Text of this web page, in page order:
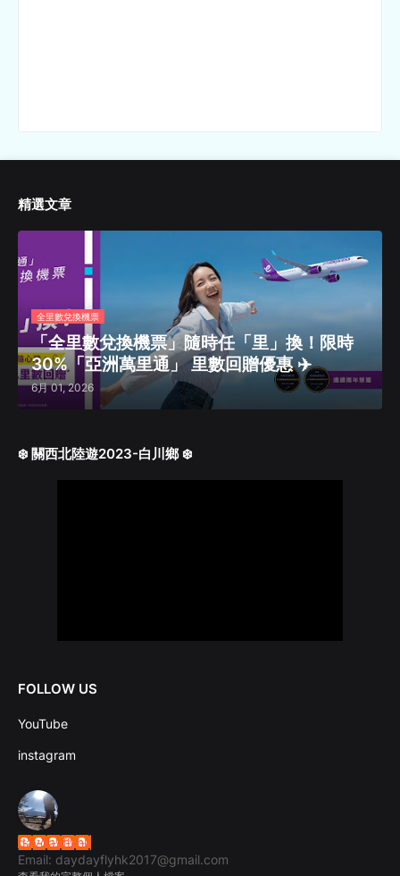
精選文章
全里數兌換機票
「全里數兌換機票」隨時任「里」換！限時
30%「亞洲萬里通」 里數回贈優惠 ✈️
6月 01, 2026
❄️ 關西北陸遊2023-白川鄉 ❄️
FOLLOW US
YouTube
instagram
daydayflyhk
Email: daydayflyhk2017@gmail.com